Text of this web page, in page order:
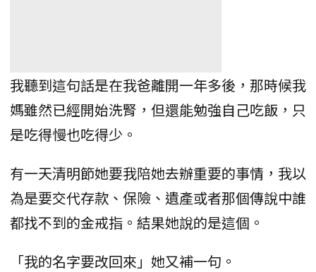
我聽到這句話是在我爸離開一年多後，那時候我
媽雖然已經開始洗腎，但還能勉強自己吃飯，只
是吃得慢也吃得少。
有一天清明節她要我陪她去辦重要的事情，我以
為是要交代存款、保險、遺產或者那個傳說中誰
都找不到的金戒指。結果她說的是這個。
「我的名字要改回來」她又補一句。